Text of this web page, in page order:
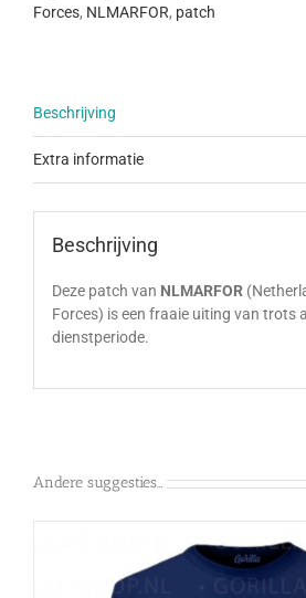
Forces, NLMARFOR, patch
Beschrijving
Extra informatie
Beschrijving
Deze patch van NLMARFOR
Forces) is een fraaie uiting van trots
dienstperiode.
Andere suggesties…